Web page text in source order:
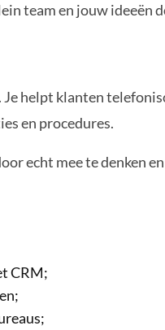
team en jouw ideeën
helpt klanten
en procedures.
echt mee te denken
CRM;